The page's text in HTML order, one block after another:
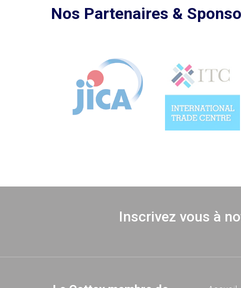
Nos Partenaires &
Inscrivez vous à